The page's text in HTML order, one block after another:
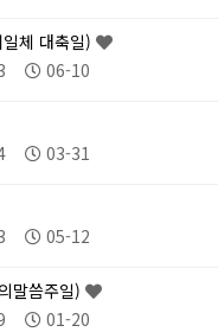
체 대축일)
06-10
03-31
05-12
말씀주일)
01-20